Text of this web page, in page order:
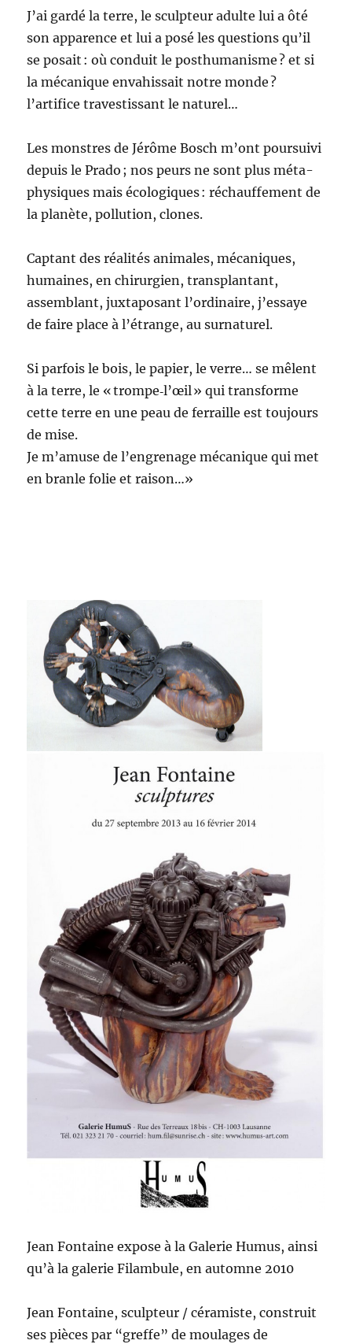
J’ai gardé la terre, le sculp­teur adulte lui a ôté
son apparence et lui a posé les ques­tions qu’il
se posait : où con­duit le posthu­man­isme ? et si
la mécanique envahis­sait notre monde ?
l’artifice trav­es­tis­sant le naturel…
Les mon­stres de Jérôme Bosch m’ont pour­suivi
depuis le Pra­do ; nos peurs ne sont plus méta­
physiques mais écologiques : réchauf­fe­ment de
la planète, pol­lu­tion, clones.
Cap­tant des réal­ités ani­males, mécaniques,
humaines, en chirurgien, trans­plan­tant,
assem­blant, jux­ta­posant l’ordinaire, j’essaye
de faire place à l’étrange, au surnaturel.
Si par­fois le bois, le papi­er, le verre… se mêlent
à la terre, le « trompe‑l’œil » qui trans­forme
cette terre en une peau de fer­raille est tou­jours
de mise.
Je m’amuse de l’engrenage mécanique qui met
en bran­le folie et raison…»
Jean Fontaine expose à la Galerie Humus, ain­si
qu’à la galerie Fil­am­bule, en automne 2010
Jean Fontaine, sculp­teur / céramiste, con­stru­it
ses pièces par “greffe” de moulages de